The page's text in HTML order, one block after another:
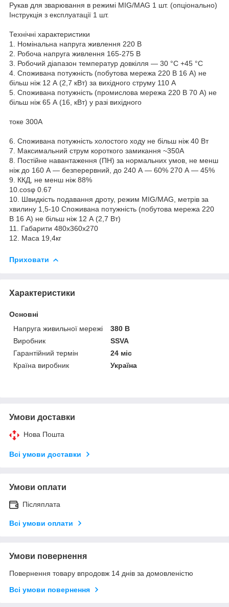
Рукав для зварювання в режимі MIG/MAG 1 шт. (опціонально)
Інструкція з експлуатації 1 шт.
Технічні характеристики
1. Номінальна напруга живлення 220 В
2. Робоча напруга живлення 165-275 В
3. Робочий діапазон температур довкілля — 30 °C +45 °C
4. Споживана потужність (побутова мережа 220 В 16 А) не
більш ніж 12 А (2,7 кВт) за вихідного струму 110 А
5. Споживана потужність (промислова мережа 220 В 70 А) не
більш ніж 65 А (16, кВт) у разі вихідного
токе 300А
6. Споживана потужність холостого ходу не більш ніж 40 Вт
7. Максимальний струм короткого замикання ~350А
8. Постійне навантаження (ПН) за нормальних умов, не менш
ніж до 160 А — безперервний, до 240 А — 60% 270 А — 45%
9. ККД, не менш ніж 88%
10.cosφ 0.67
10. Швидкість подавання дроту, режим MIG/MAG, метрів за
хвилину 1,5-10 Споживана потужність (побутова мережа 220
В 16 А) не більш ніж 12 А (2,7 Вт)
11. Габарити 480х360х270
12. Маса 19,4кг
Приховати
Характеристики
Основні
Напруга живильної мережі
380 В
Виробник
SSVA
Гарантійний термін
24 міс
Країна виробник
Україна
Умови доставки
Нова Пошта
Всі умови доставки
Умови оплати
Післяплата
Всі умови оплати
Умови повернення
Повернення товару впродовж 14 днів за домовленістю
Всі умови повернення